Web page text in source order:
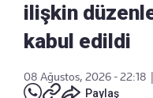
ilişkin
kabul edildi
08 Ağustos, 2026 - 22:18
Paylaş